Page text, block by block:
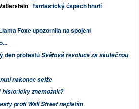
Fantastický úspěch hnutí
Foxe upozornila na spojení
den protestůSvětová revoluce za skutečnou
nakonec selže
historicky znemožnit?
proti Wall Street neplatím